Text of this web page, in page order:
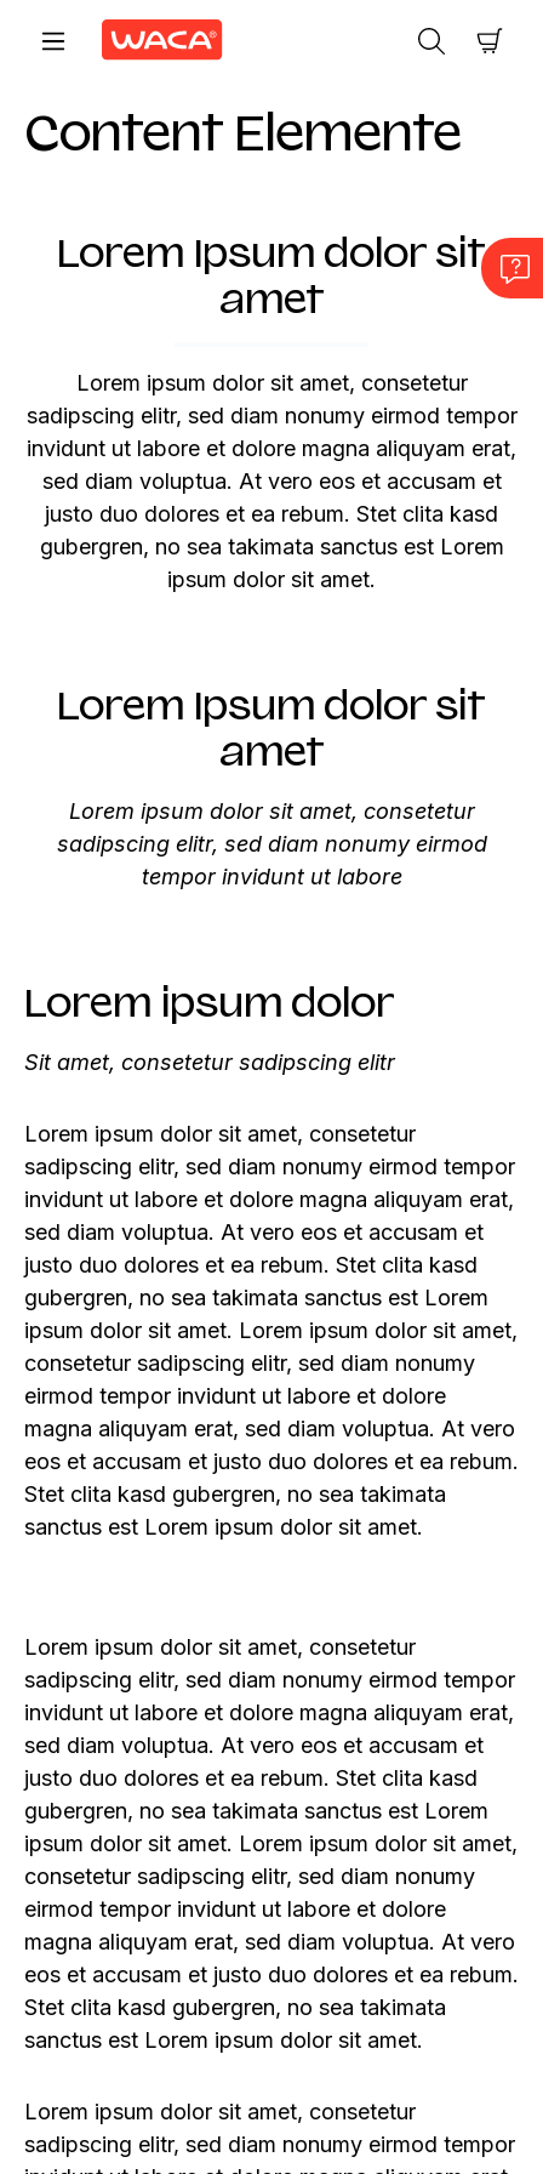
Zum Hauptinhalt springen
Content Elemente
Lorem Ipsum dolor sit
amet
Lorem ipsum dolor sit amet, consetetur
sadipscing elitr, sed diam nonumy eirmod tempor
invidunt ut labore et dolore magna aliquyam erat,
sed diam voluptua. At vero eos et accusam et
justo duo dolores et ea rebum. Stet clita kasd
gubergren, no sea takimata sanctus est Lorem
ipsum dolor sit amet.
Lorem Ipsum dolor sit
amet
Lorem ipsum dolor sit amet, consetetur
sadipscing elitr, sed diam nonumy eirmod
tempor invidunt ut labore
Lorem ipsum dolor
Sit amet, consetetur sadipscing elitr
Lorem ipsum dolor sit amet, consetetur
sadipscing elitr, sed diam nonumy eirmod tempor
invidunt ut labore et dolore magna aliquyam erat,
sed diam voluptua. At vero eos et accusam et
justo duo dolores et ea rebum. Stet clita kasd
gubergren, no sea takimata sanctus est Lorem
ipsum dolor sit amet. Lorem ipsum dolor sit amet,
consetetur sadipscing elitr, sed diam nonumy
eirmod tempor invidunt ut labore et dolore
magna aliquyam erat, sed diam voluptua. At vero
eos et accusam et justo duo dolores et ea rebum.
Stet clita kasd gubergren, no sea takimata
sanctus est Lorem ipsum dolor sit amet.
Lorem ipsum dolor sit amet, consetetur
sadipscing elitr, sed diam nonumy eirmod tempor
invidunt ut labore et dolore magna aliquyam erat,
sed diam voluptua. At vero eos et accusam et
justo duo dolores et ea rebum. Stet clita kasd
gubergren, no sea takimata sanctus est Lorem
ipsum dolor sit amet. Lorem ipsum dolor sit amet,
consetetur sadipscing elitr, sed diam nonumy
eirmod tempor invidunt ut labore et dolore
magna aliquyam erat, sed diam voluptua. At vero
eos et accusam et justo duo dolores et ea rebum.
Stet clita kasd gubergren, no sea takimata
sanctus est Lorem ipsum dolor sit amet.
Lorem ipsum dolor sit amet, consetetur
sadipscing elitr, sed diam nonumy eirmod tempor